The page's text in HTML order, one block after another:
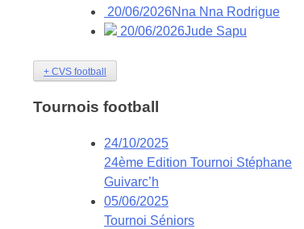
20/06/2026Nna Nna Rodrigue
20/06/2026Jude Sapu
+ CVS football
Tournois football
24/10/2025
24ème Edition Tournoi Stéphane
Guivarc’h
05/06/2025
Tournoi Séniors